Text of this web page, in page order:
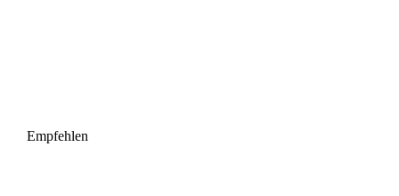
Empfehlen